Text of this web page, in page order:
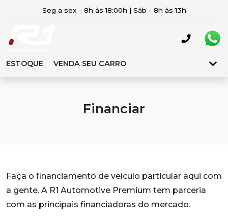
Seg a sex - 8h às 18:00h | Sáb - 8h às 13h
ESTOQUE VENDA SEU CARRO
Financiar
Faça o financiamento de veículo particular aqui com
a gente. A R1 Automotive Premium tem parceria
com as principais financiadoras do mercado.